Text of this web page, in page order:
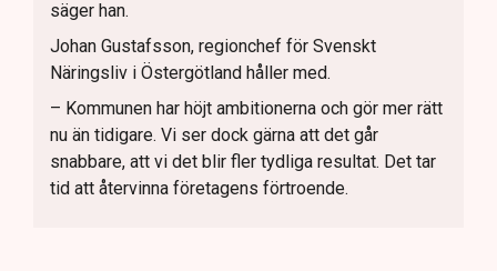
säger han.
Johan Gustafsson, regionchef för Svenskt
Näringsliv i Östergötland håller med.
– Kommunen har höjt ambitionerna och gör mer rätt
nu än tidigare. Vi ser dock gärna att det går
snabbare, att vi det blir fler tydliga resultat. Det tar
tid att återvinna företagens förtroende.